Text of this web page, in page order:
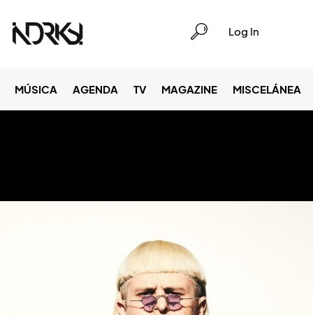
Log In
MÚSICA AGENDA TV MAGAZINE MISCELÁNEA